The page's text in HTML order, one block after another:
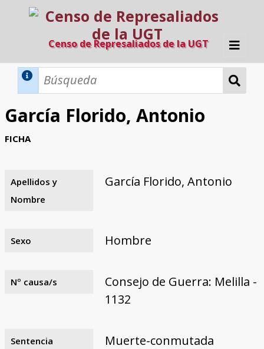
Censo de Represaliados de la UGT
Inicio
Búsqueda Dinámica
Búsqueda Avanzada
Razones y objetivos
El equipo
Colaboradores
Fuentes documentales
García Florido, Antonio
FICHA
Apellidos y
Nombre
García Florido, Antonio
Sexo Hombre
Nº causa/s
Consejo de Guerra: Melilla -
1132
Sentencia Muerte-conmutada